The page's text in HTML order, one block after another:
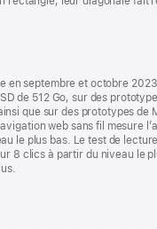
en septembre et octobre
de 512 Go, sur des
que sur des prototypes de
web sans fil mesure
le plus bas. Le test de
8 clics à partir du niveau le